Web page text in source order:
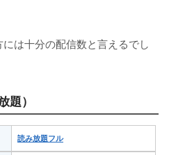
は十分の配信数と言えるでし
題）
読み放題フル